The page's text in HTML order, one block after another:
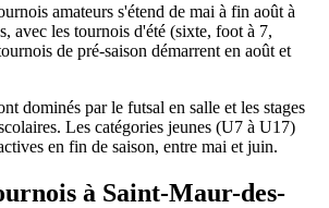
amateurs s'étend de mai à fin août à
avec les tournois d'été (sixte, foot à 7,
de pré-saison démarrent en août et
dominés par le futsal en salle et les stages
Les catégories jeunes (U7 à U17)
en fin de saison, entre mai et juin.
à Saint-Maur-des-